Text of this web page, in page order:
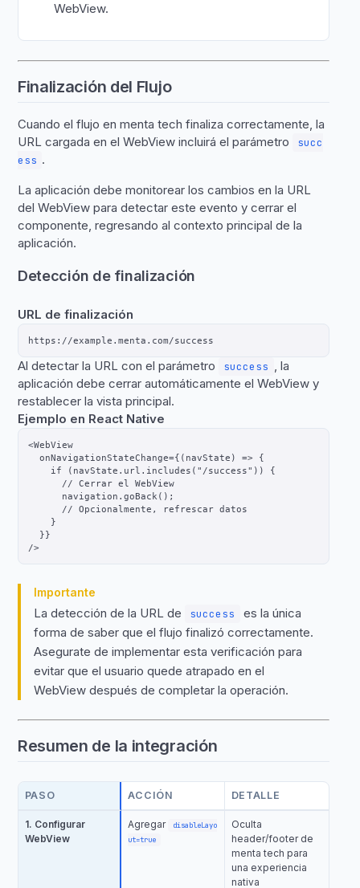
WebView.
Finalización del Flujo
Cuando el flujo en menta tech finaliza correctamente, la
URL cargada en el WebView incluirá el parámetro
succ
ess .
La aplicación debe monitorear los cambios en la URL
del WebView para detectar este evento y cerrar el
componente, regresando al contexto principal de la
aplicación.
Detección de finalización
URL de finalización
Al detectar la URL con el parámetro success , la
aplicación debe cerrar automáticamente el WebView y
restablecer la vista principal.
Ejemplo en React Native
<WebView
/>
Importante
La detección de la URL de success
es la única
forma de saber que el flujo finalizó correctamente.
Asegurate de implementar esta verificación para
evitar que el usuario quede atrapado en el
WebView después de completar la operación.
Resumen de la integración
PASO ACCIÓN DETALLE
1. Configurar
WebView
Agregar
disableLayo
ut=true
Oculta
header/footer de
menta tech para
una experiencia
nativa